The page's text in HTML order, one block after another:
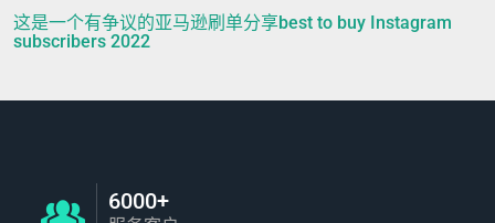
这是一个有争议的亚马逊刷单分享best to buy Instagram
subscribers 2022
6000+